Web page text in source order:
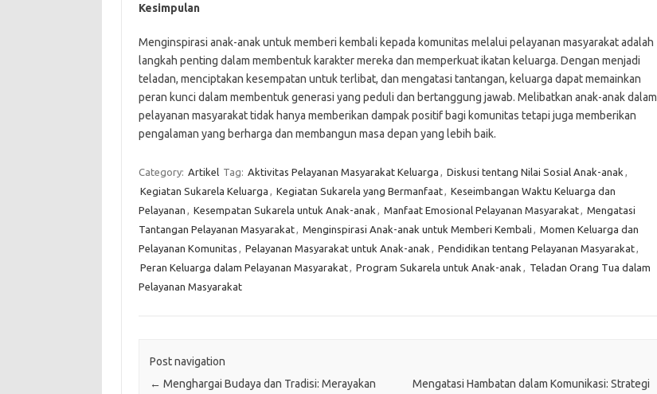
Kesimpulan
Menginspirasi anak-anak untuk memberi kembali kepada komunitas melalui pelayanan masyarakat adalah
langkah penting dalam membentuk karakter mereka dan memperkuat ikatan keluarga. Dengan menjadi
teladan, menciptakan kesempatan untuk terlibat, dan mengatasi tantangan, keluarga dapat memainkan
peran kunci dalam membentuk generasi yang peduli dan bertanggung jawab. Melibatkan anak-anak dalam
pelayanan masyarakat tidak hanya memberikan dampak positif bagi komunitas tetapi juga memberikan
pengalaman yang berharga dan membangun masa depan yang lebih baik.
Category: Artikel Tag: Aktivitas Pelayanan Masyarakat Keluarga , Diskusi tentang Nilai Sosial Anak-anak ,
Kegiatan Sukarela Keluarga , Kegiatan Sukarela yang Bermanfaat, Keseimbangan Waktu Keluarga dan
Pelayanan , Kesempatan Sukarela untuk Anak-anak , Manfaat Emosional Pelayanan Masyarakat, Mengatasi
Tantangan Pelayanan Masyarakat, Menginspirasi Anak-anak untuk Memberi Kembali , Momen Keluarga dan
Pelayanan Komunitas , Pelayanan Masyarakat untuk Anak-anak , Pendidikan tentang Pelayanan Masyarakat,
Peran Keluarga dalam Pelayanan Masyarakat, Program Sukarela untuk Anak-anak , Teladan Orang Tua dalam
Pelayanan Masyarakat
Post navigation
← Menghargai Budaya dan Tradisi: Merayakan Mengatasi Hambatan dalam Komunikasi: Strategi